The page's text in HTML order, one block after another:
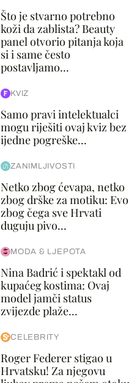
Što je stvarno potrebno
koži da zablista? Beauty
panel otvorio pitanja koja
si i same često
postavljamo...
KVIZ
Samo pravi intelektualci
mogu riješiti ovaj kviz bez
ijedne pogreške...
ZANIMLJIVOSTI
Netko zbog ćevapa, netko
zbog drške za motiku: Evo
zbog čega sve Hrvati
duguju pivo...
MODA & LJEPOTA
Nina Badrić i spektakl od
kupaćeg kostima: Ovaj
model jamči status
zvijezde plaže...
CELEBRITY
Roger Federer stigao u
Hrvatsku! Za njegovu